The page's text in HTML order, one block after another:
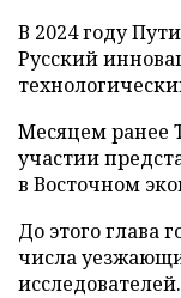
В 2024 году
Русский
Месяцем ранее
участии
в Восточном
До этого глава
числа
исследователей.